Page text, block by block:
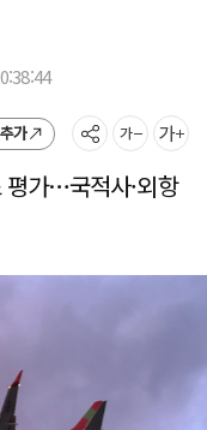
가
가…국적사·외항